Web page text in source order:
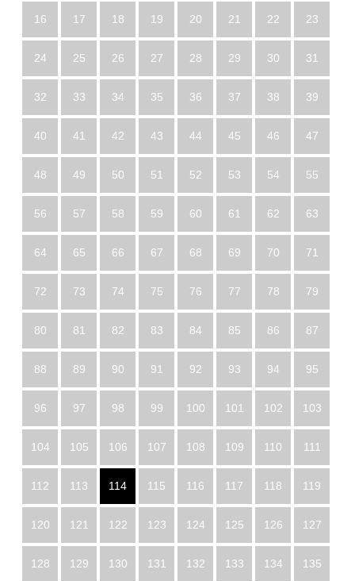
16 17 18 19 20 21 22 23
24 25 26 27 28 29 30 31
32 33 34 35 36 37 38 39
40 41 42 43 44 45 46 47
48 49 50 51 52 53 54 55
56 57 58 59 60 61 62 63
64 65 66 67 68 69 70 71
72 73 74 75 76 77 78 79
80 81 82 83 84 85 86 87
88 89 90 91 92 93 94 95
96 97 98 99 100 101 102 103
104 105 106 107 108 109 110 111
112 113 114 115 116 117 118 119
120 121 122 123 124 125 126 127
128 129 130 131 132 133 134 135